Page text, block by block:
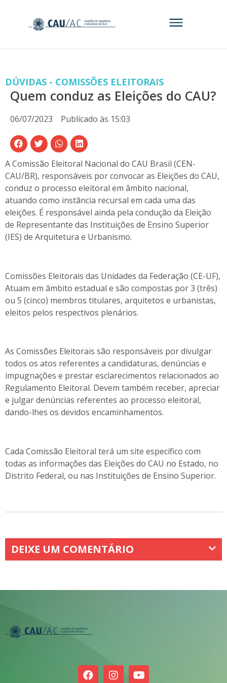
DÚVIDAS - COMISSÕES ELEITORAIS
Quem conduz as Eleições do CAU?
06/07/2023 Publicado às 15:03
A Comissão Eleitoral Nacional do CAU Brasil (CEN-
CAU/BR), responsáveis por convocar as Eleições do CAU,
conduz o processo eleitoral em âmbito nacional,
atuando como instância recursal em cada uma das
eleições. É responsável ainda pela condução da Eleição
de Representante das Instituições de Ensino Superior
(IES) de Arquitetura e Urbanismo.
Comissões Eleitorais das Unidades da Federação (CE-UF),
Atuam em âmbito estadual e são compostas por 3 (três)
ou 5 (cinco) membros titulares, arquitetos e urbanistas,
eleitos pelos respectivos plenários.
As Comissões Eleitorais são responsáveis por divulgar
todos os atos referentes a candidaturas, denúncias e
impugnações e prestar esclarecimentos relacionados ao
Regulamento Eleitoral. Devem também receber, apreciar
e julgar denúncias referentes ao processo eleitoral,
dando-lhes os devidos encaminhamentos.
Cada Comissão Eleitoral terá um site específico com
todas as informações das Eleições do CAU no Estado, no
Distrito Federal, ou nas Instituições de Ensino Superior.
DEIXE UM COMENTÁRIO